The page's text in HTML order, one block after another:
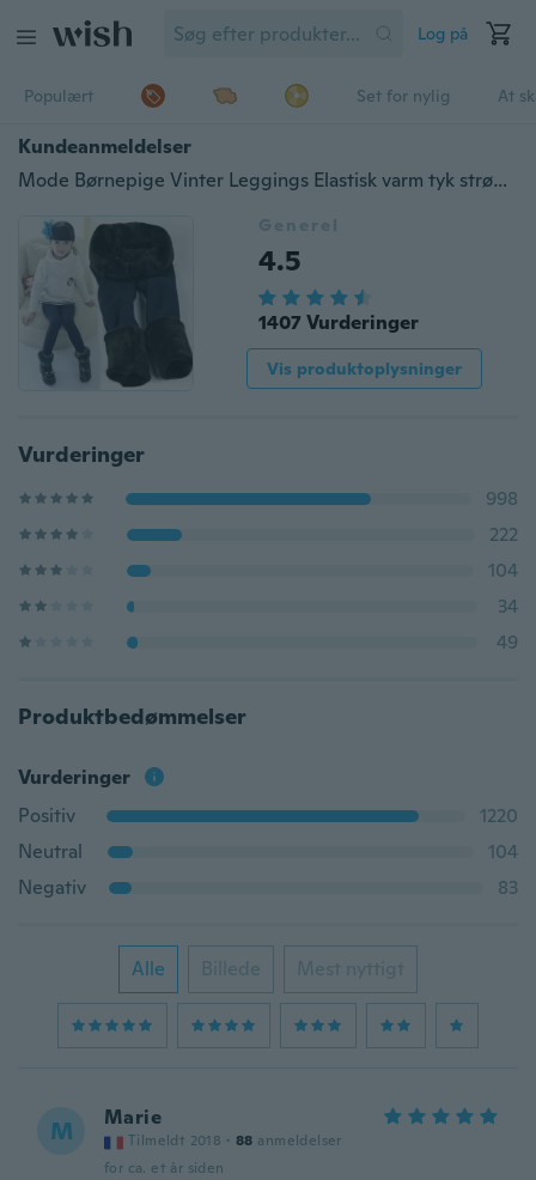
Log på
Populært Set for nylig At
Kundeanmeldelser
Mode Børnepige Vinter Leggings Elastisk varm tyk strømpebukser til 4-12 år bukser med fleece
Generel
4.5
1407 Vurderinger
Vis produktoplysninger
Vurderinger
998
222
104
34
49
Produktbedømmelser
Vurderinger
Positiv
1220
Neutral
104
Negativ
83
Alle Billede Mest nyttigt
M Marie
Tilmeldt 2018 · 88 anmeldelser
for ca. et år siden